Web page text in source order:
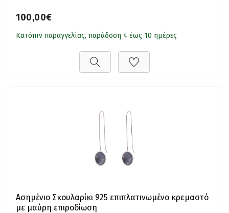
100,00€
Κατόπιν παραγγελίας, παράδοση 4 έως 10 ημέρες
Ασημένιο Σκουλαρίκι 925 επιπλατινωμένο κρεμαστό
με μαύρη επιροδίωση